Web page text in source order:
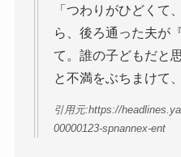
「つわりがひどくて
ら、後ろ通った夫が
て。誰の子どもだと
と不満をぶちまけて
引用元:https://
00000123-spnannex-ent